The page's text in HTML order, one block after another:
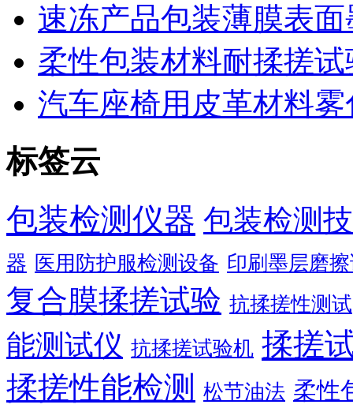
速冻产品包装薄膜表
柔性包装材料耐揉搓
汽车座椅用皮革材料
标签云
包装检测仪器 包装检测
器 医用防护服检测设备 印刷墨层磨
复合膜揉搓试验 抗揉搓性测试
能测试仪 抗揉搓试验机 揉搓
揉搓性能检测
松节油法 柔性